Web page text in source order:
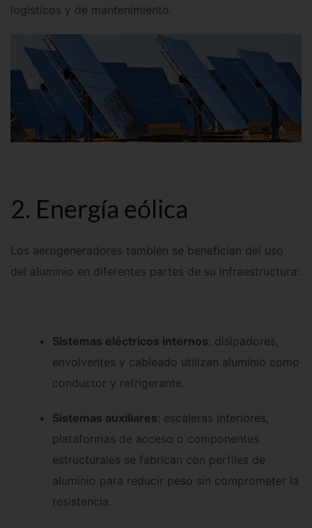
logísticos y de mantenimiento.
2. Energía eólica
Los aerogeneradores también se benefician del uso
del aluminio en diferentes partes de su infraestructura:
Sistemas eléctricos internos: disipadores,
envolventes y cableado utilizan aluminio como
conductor y refrigerante.
Sistemas auxiliares: escaleras interiores,
plataformas de acceso o componentes
estructurales se fabrican con perfiles de
aluminio para reducir peso sin comprometer la
resistencia.